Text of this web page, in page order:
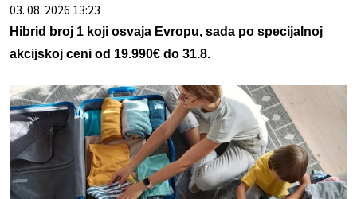
03. 08. 2026 13:23
Hibrid broj 1 koji osvaja Evropu, sada po specijalnoj
akcijskoj ceni od 19.990€ do 31.8.